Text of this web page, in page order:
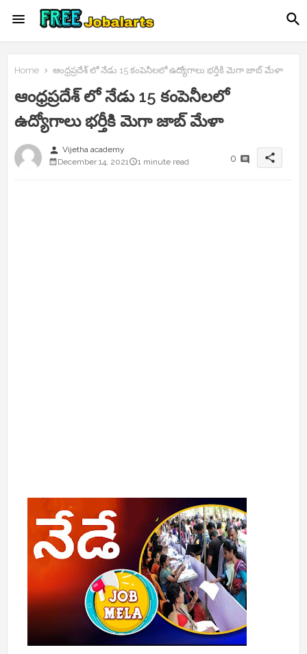
Home ఆంధ్రప్రదేశ్ లో నేడు 15 కంపెనీలలో ఉద్యోగాలు భర్తీకి మెగా జాబ్ మేళా
ఆంధ్రప్రదేశ్ లో నేడు 15 కంపెనీలలో
ఉద్యోగాలు భర్తీకి మెగా జాబ్ మేళా
person Vijetha academy
December 14, 2021
1 minute read 0 share